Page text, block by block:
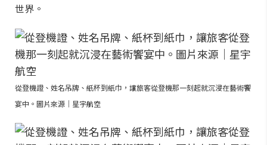
世界。
從登機證、姓名吊牌、紙杯到紙巾，讓旅客從登機那一刻起就沉浸在藝術饗
宴中。圖片來源｜星宇航空